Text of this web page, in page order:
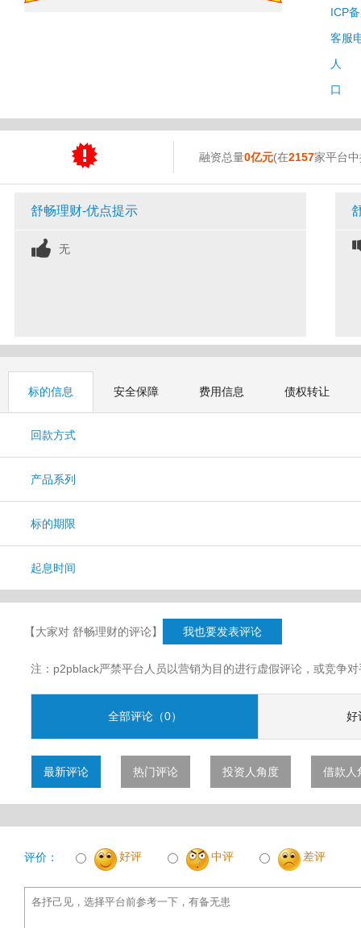
ICP
客服
人
口
融资总量0亿元(在2157家平台
舒畅理财-优点提示
无
标的信息 安全保障 费用信息 债权转让
回款方式
产品系列
标的期限
起息时间
【大家对 舒畅理财的评论】 我也要发表评论
注：p2pblack严禁平台人员以营销为目的进行虚假评论，或竞争
全部评论（0） 好
最新评论 热门评论 投资人角度 借款人
评价： 好评 中评 差评